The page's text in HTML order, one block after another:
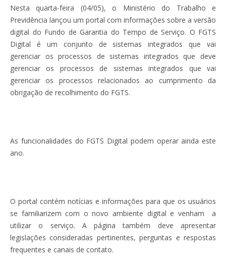
Nesta quarta-feira (04/05), o Ministério do Trabalho e
Previdência lançou um portal com informações sobre a versão
digital do Fundo de Garantia do Tempo de Serviço. O FGTS
Digital é um conjunto de sistemas integrados que vai
gerenciar os processos de sistemas integrados que deve
gerenciar os processos de sistemas integrados que vai
gerenciar os processos relacionados ao cumprimento da
obrigação de recolhimento do FGTS.
As funcionalidades do FGTS Digital podem operar ainda este
ano.
O portal contém notícias e informações para que os usuários
se familiarizem com o novo ambiente digital e venham a
utilizar o serviço. A página também deve apresentar
legislações consideradas pertinentes, perguntas e respostas
frequentes e canais de contato.